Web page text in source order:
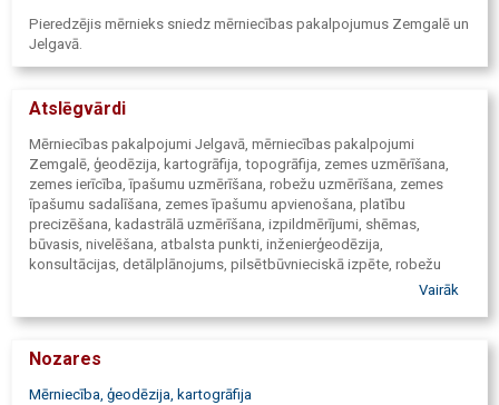
Pieredzējis mērnieks sniedz mērniecības pakalpojumus Zemgalē un
Jelgavā.
Atslēgvārdi
Mērniecības pakalpojumi Jelgavā, mērniecības pakalpojumi
Zemgalē, ģeodēzija, kartogrāfija, topogrāfija, zemes uzmērīšana,
zemes ierīcība, īpašumu uzmērīšana, robežu uzmērīšana, zemes
īpašumu sadalīšana, zemes īpašumu apvienošana, platību
precizēšana, kadastrālā uzmērīšana, izpildmērījumi, shēmas,
būvasis, nivelēšana, atbalsta punkti, inženierģeodēzija,
konsultācijas, detālplānojums, pilsētbūvnieciskā izpēte, robežu
plānu izgatavošana, topogrāfiskā uzmērīšana, nekustamā īpašuma
zemju transformējamās platības uzmērīšana, ģeodēzisko atbalsta
izrakteņu laukumu platību uzmērīšana, robežzīmju atjaunošana.
Vairāk
Nozares
Mērniecība, ģeodēzija, kartogrāfija